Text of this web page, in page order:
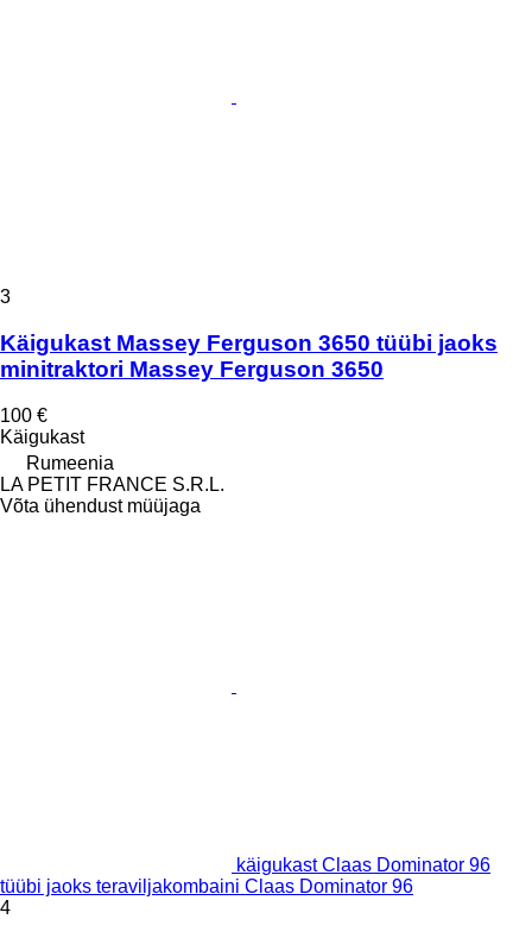
3
Käigukast Massey Ferguson 3650 tüübi jaoks
minitraktori Massey Ferguson 3650
100 €
Käigukast
Rumeenia
LA PETIT FRANCE S.R.L.
Võta ühendust müüjaga
käigukast Claas Dominator 96
tüübi jaoks teraviljakombaini Claas Dominator 96
4